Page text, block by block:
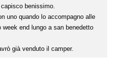
benissimo.
uno quando lo accompagno alle
end lungo a san benedetto
già venduto il camper.